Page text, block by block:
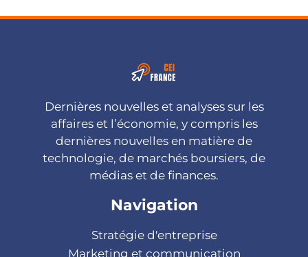
Dernières nouvelles et analyses sur les
affaires et l’économie, y compris les
dernières nouvelles en matière de
technologie, de marchés boursiers, de
médias et de finances.
Navigation
Stratégie d'entreprise
Marketing et communication